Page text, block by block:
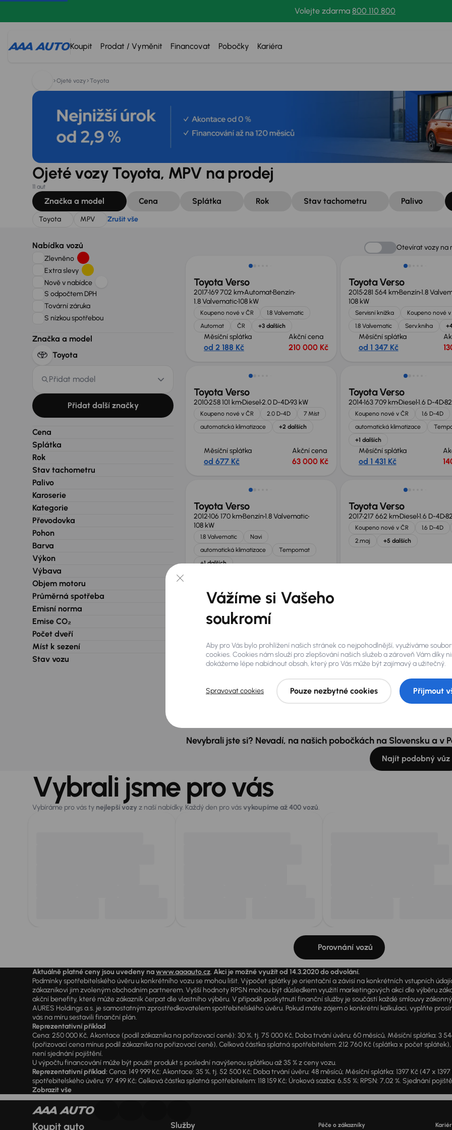
Volejte zdarma 800 110 800
Koupit Prodat / Vyměnit Financovat Pobočky Kariéra
Hledáte: Zrušit vše
Ojeté vozy Toyota
Ojeté vozy Toyota, MPV na prodej
11 aut
Značka a model Cena Splátka Rok Stav tachometru Palivo
Toyota MPV Zrušit vše
Nabídka vozů
Zlevněno
Extra slevy
Nově v nabídce
S odpočtem DPH
Tovární záruka
S nízkou spotřebou
Značka a model
Toyota
Přidat model
Přidat další značky
Cena
Splátka
Rok
Stav tachometru
Palivo
Karoserie
Kategorie
Převodovka
Pohon
Barva
Výkon
Výbava
Objem motoru
Průměrná spotřeba
Emisní norma
Emise CO₂
Počet dveří
Míst k sezení
Stav vozu
Otevírat vozy na
Toyota Verso
2017169 702 kmAutomatBenzín
1.8 Valvematic108 kW
Koupeno nové v ČR
1.8 Valvematic
Automat
ČR +3 dalších
Měsíční splátka
od 2 188 Kč
Akční cena
210 000 Kč
Nově v nabídce
Toyota Verso
2015281 564 kmBenzín1.8
108 kW
Servisní knížka
Koupeno nové v
1.8 Valvematic
Serv.kniha
Měsíční splátka
od 1 347 Kč
Toyota Verso
2010258 101 kmDiesel2.0 D-4D93 kW
Koupeno nové v ČR 2.0 D-4D
7 Míst
automatická klimatizace
+2 dalších
Měsíční splátka
od 677 Kč
Akční cena
63 000 Kč
Zlevněno o 10 000 Kč
Toyota Verso
2014163 709 kmDiesel1.6 D-4D
Koupeno nové v ČR
1.6 D-4D
automatická klimatizace
+1 dalších
Měsíční splátka
od 1 431 Kč
Toyota Verso
2012106 170 kmBenzín1.8 Valvematic
108 kW
1.8 Valvematic
Navi
automatická klimatizace
Tempomat
+1 dalších
Toyota Verso
2017217 662 kmDiesel1.6 D-4D
Koupeno nové v ČR 1.6 D-4D
2.maj
+5 dalších
108 kW
Koupeno nové v ČR
1.8 Valvematic
Měsíční splátka Akční cena
Po prvním majiteli 1.8
7 Míst
Tempomat
Měsíční splátka
Nevybrali jste si? Nevadí, na našich pobočkách na Slovensku a
Najít podobný vůz
Vybrali jsme pro vás
Vybíráme pro vás ty nejlepší vozy z naší nabídky. Každý den pro vásvykoupíme až 400 vozů.
Porovnání vozů
Aktuálně platné ceny jsou uvedeny nawww.aaaauto.cz. Akci je možné využít od 14.3.2020 do odvolání.
Podmínky spotřebitelského úvěru u konkrétního vozu se mohou lišit. Výpočet splátky je orientační a závisí na konkrétních vstupních
zákazníkovi jim zvoleným obchodním partnerem. Vyšší hodnoty RPSN mohou být důsledkem využití marketingových akcí dle výběru
akční benefity, které může zákazník čerpat dle vlastního výběru. V případě poskytnutí finanční služby je součástí každé smlouvy
AURES Holdings a.s. je samostatným zprostředkovatelem spotřebitelského úvěru. Pokud máte zájem o konkrétní kalkulaci, vyplňte
vás na míru sestavili finanční plán.
Reprezentativní příklad
Cena: 250 000 Kč, Akontace (podíl zákazníka na pořizovací ceně): 30 %, tj. 75 000 Kč, Doba trvání úvěru: 60 měsíců, Měsíční splátka: 3
(pořizovací cena mínus podíl zákazníka na pořizovací ceně), Celková částka splatná spotřebitelem: 212 760 Kč (splátka x počet splátek),
není sjednání pojištění.
U výpočtu financování může být použit produkt s poslední navýšenou splátkou až 35 % z ceny vozu.
Reprezentativní příklad:Cena: 149 999 Kč; Akontace: 35 %, tj. 52 500 Kč; Doba trvání úvěru: 48 měsíců; Měsíční splátka: 1397 Kč (47 x
spotřebitelského úvěru: 97 499 Kč; Celková částka splatná spotřebitelem: 118 159 Kč; Úroková sazba: 6,55 %; RPSN: 7,02 %. Sjednání
Zobrazit vše
Koupit auto Služby Péče o zákazníky
Vážíme si Vašeho
soukromí
Aby pro Vás bylo prohlížení našich stránek co nejpohodlnější, využíváme
cookies. Cookies nám slouží pro zlepšování našich služeb a zároveň Vám díky
dokážeme lépe nabídnout obsah, který pro Vás může být zajímavý a užitečný.
Spravovat cookies Pouze nezbytné cookies Přijmout